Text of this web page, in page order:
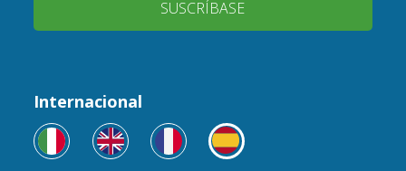
SUSCRÍBASE
Internacional